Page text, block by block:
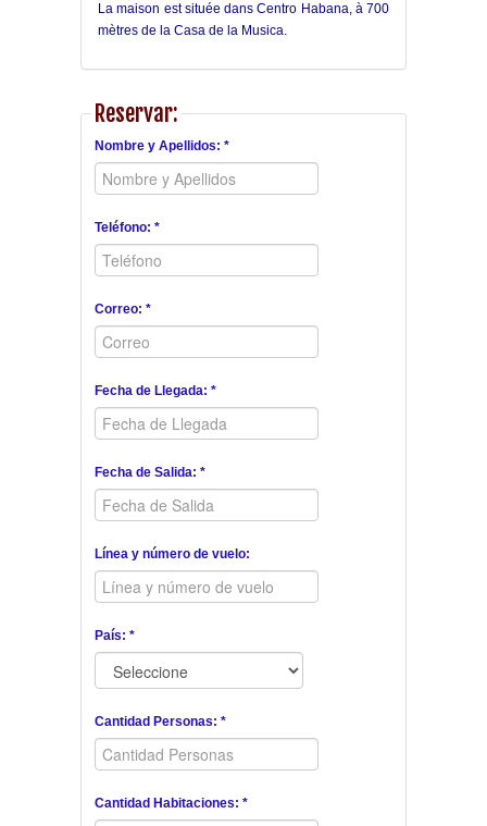
La maison est située dans Centro Habana, à 700
mètres de la Casa de la Musica.
Reservar:
Nombre y Apellidos: *
Teléfono: *
Correo: *
Fecha de Llegada: *
Fecha de Salida: *
Línea y número de vuelo:
País: *
Cantidad Personas: *
Cantidad Habitaciones: *